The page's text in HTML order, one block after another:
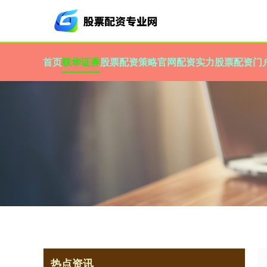
首页联华证券股票配资策略官网配资实力股票配资门
热点资讯